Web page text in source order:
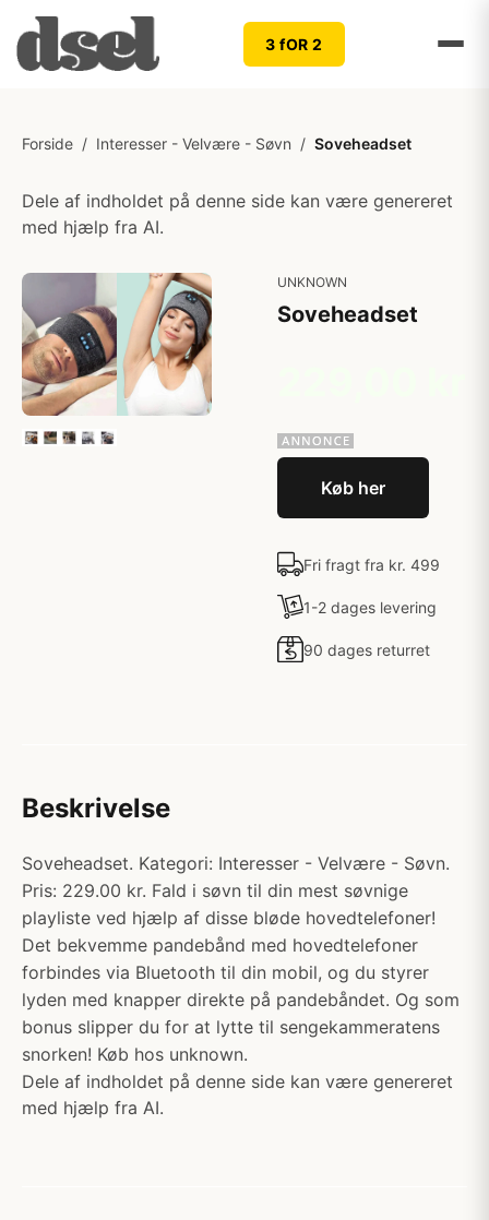
3 fOR 2
Forside / Interesser - Velvære - Søvn / Soveheadset
Dele af indholdet på denne side kan være genereret
med hjælp fra AI.
UNKNOWN
Soveheadset
Køb her
Fri fragt fra kr. 499
1-2 dages levering
90 dages returret
Beskrivelse
Soveheadset. Kategori: Interesser - Velvære - Søvn.
Pris: 229.00 kr. Fald i søvn til din mest søvnige
playliste ved hjælp af disse bløde hovedtelefoner!
Det bekvemme pandebånd med hovedtelefoner
forbindes via Bluetooth til din mobil, og du styrer
lyden med knapper direkte på pandebåndet. Og som
bonus slipper du for at lytte til sengekammeratens
snorken! Køb hos unknown.
Dele af indholdet på denne side kan være genereret
med hjælp fra AI.